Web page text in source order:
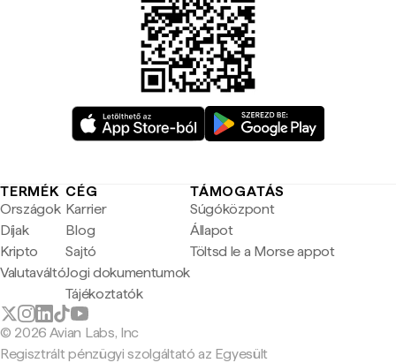
TERMÉK
Országok
Díjak
Kripto
Valutaváltó
CÉG
Karrier
Blog
Sajtó
Jogi dokumentumok
Tájékoztatók
TÁMOGATÁS
Súgóközpont
Állapot
Töltsd le a Morse appot
© 2026 Avian Labs, Inc
Regisztrált pénzügyi szolgáltató az Egyesült